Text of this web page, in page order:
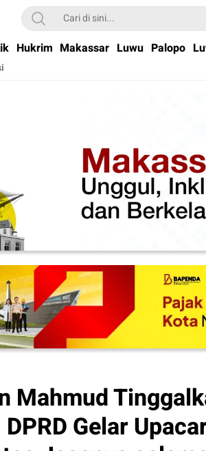
Hukrim Makassar Luwu Palopo
Mahmud
Gelar